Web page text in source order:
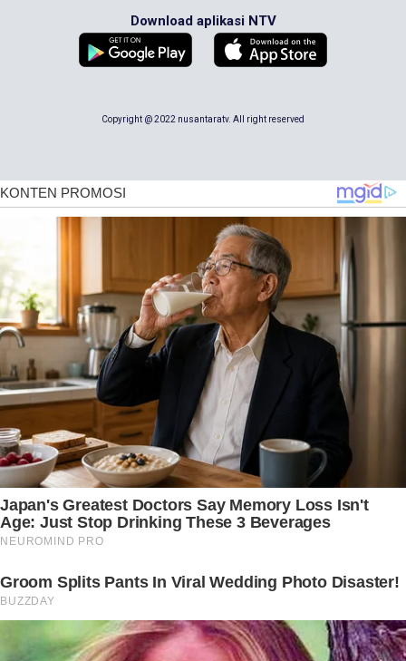
Download aplikasi NTV
Copyright @ 2022 nusantaratv. All right reserved